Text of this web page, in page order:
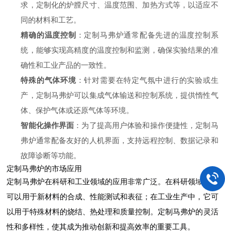
求，定制化的炉膛尺寸、温度范围、加热方式等，以适应不
同的材料和工艺。
精确的温度控制 ：定制马弗炉通常配备先进的温度控制系
统，能够实现高精度的温度控制和监测，确保实验结果的准
确性和工业产品的一致性。
特殊的气体环境：针对需要在特定气氛中进行的实验或生
产，定制马弗炉可以集成气体输送和控制系统，提供惰性气
体、保护气体或还原气体等环境。
智能化操作界面 ：为了提高用户体验和操作便捷性，定制马
弗炉通常配备友好的人机界面，支持远程控制、数据记录和
故障诊断等功能。
定制马弗炉的市场应用
定制马弗炉在科研和工业领域的应用非常广泛。在科研领域，它
可以用于新材料的合成、性能测试和表征；在工业生产中，它可
以用于特殊材料的烧结、热处理和质量控制。定制马弗炉的灵活
性和多样性，使其成为推动创新和提高效率的重要工具。